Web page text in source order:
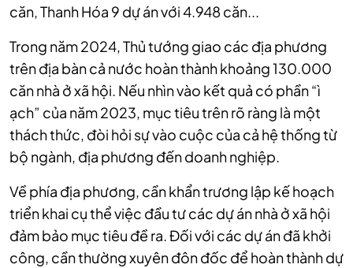
căn, Thanh Hóa 9 dự án với 4.948 căn...
Trong năm 2024, Thủ tướng giao các địa phương
trên địa bàn cả nước hoàn thành khoảng 130.000
căn nhà ở xã hội. Nếu nhìn vào kết quả có phần “ì
ạch” của năm 2023, mục tiêu trên rõ ràng là một
thách thức, đòi hỏi sự vào cuộc của cả hệ thống từ
bộ ngành, địa phương đến doanh nghiệp.
Về phía địa phương, cần khẩn trương lập kế hoạch
triển khai cụ thể việc đầu tư các dự án nhà ở xã hội
đảm bảo mục tiêu đề ra. Đối với các dự án đã khởi
công, cần thường xuyên đôn đốc để hoàn thành dự